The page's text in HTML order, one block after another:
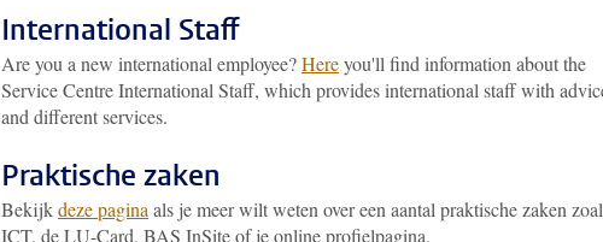
International Staff
Are you a new international employee?Hereyou'll find information about the
Service Centre International Staff, which provides international staff with
and different services.
Praktische zaken
Bekijkdeze pagina als je meer wilt weten over een aantal praktische zaken
ICT, de LU-Card, BAS InSite of je online profielpagina.